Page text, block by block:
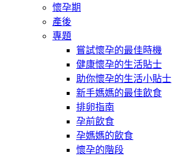
懷孕期
產後
專題
嘗試懷孕的最佳時機
健康懷孕的生活貼士
助你懷孕的生活小貼士
新手媽媽的最佳飲食
排卵指南
孕前飲食
孕媽媽的飲食
懷孕的階段